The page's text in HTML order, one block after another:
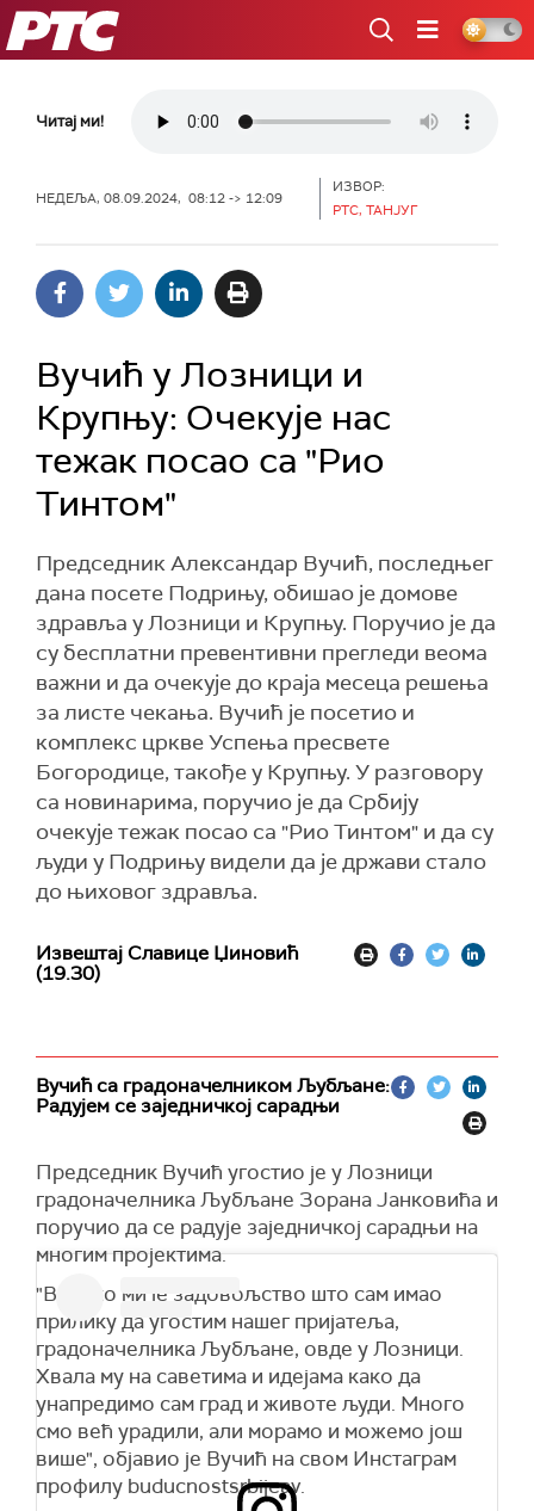
РТС
Читај ми!
НЕДЕЉА, 08.09.2024, 08:12 -> 12:09
ИЗВОР:
РТС, ТАНЈУГ
Вучић у Лозници и
Крупњу: Очекује нас
тежак посао са "Рио
Тинтом"
Председник Александар Вучић, последњег
дана посете Подрињу, обишао је домове
здравља у Лозници и Крупњу. Поручио је да
су бесплатни превентивни прегледи веома
важни и да очекује до краја месеца решења
за листе чекања. Вучић је посетио и
комплекс цркве Успења пресвете
Богородице, такође у Крупњу. У разговору
са новинарима, поручио је да Србију
очекује тежак посао са "Рио Тинтом" и да су
људи у Подрињу видели да је држави стало
до њиховог здравља.
Извештај Славице Џиновић
(19.30)
Вучић са градоначелником Љубљане:
Радујем се заједничкој сарадњи
Председник Вучић угостио је у Лозници
градоначелника Љубљане Зорана Јанковића и
поручио да се радује заједничкој сарадњи на
многим пројектима.
"Велико ми је задовољство што сам имао
прилику да угостим нашег пријатеља,
градоначелника Љубљане, овде у Лозници.
Хвала му на саветима и идејама како да
унапредимо сам град и животе људи. Много
смо већ урадили, али морамо и можемо још
више", објавио је Вучић на свом Инстаграм
профилу buducnostsrbijeav.